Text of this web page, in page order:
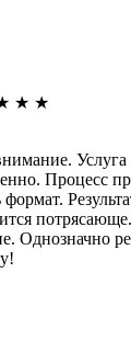
★ ★
Процесс
Однозначно